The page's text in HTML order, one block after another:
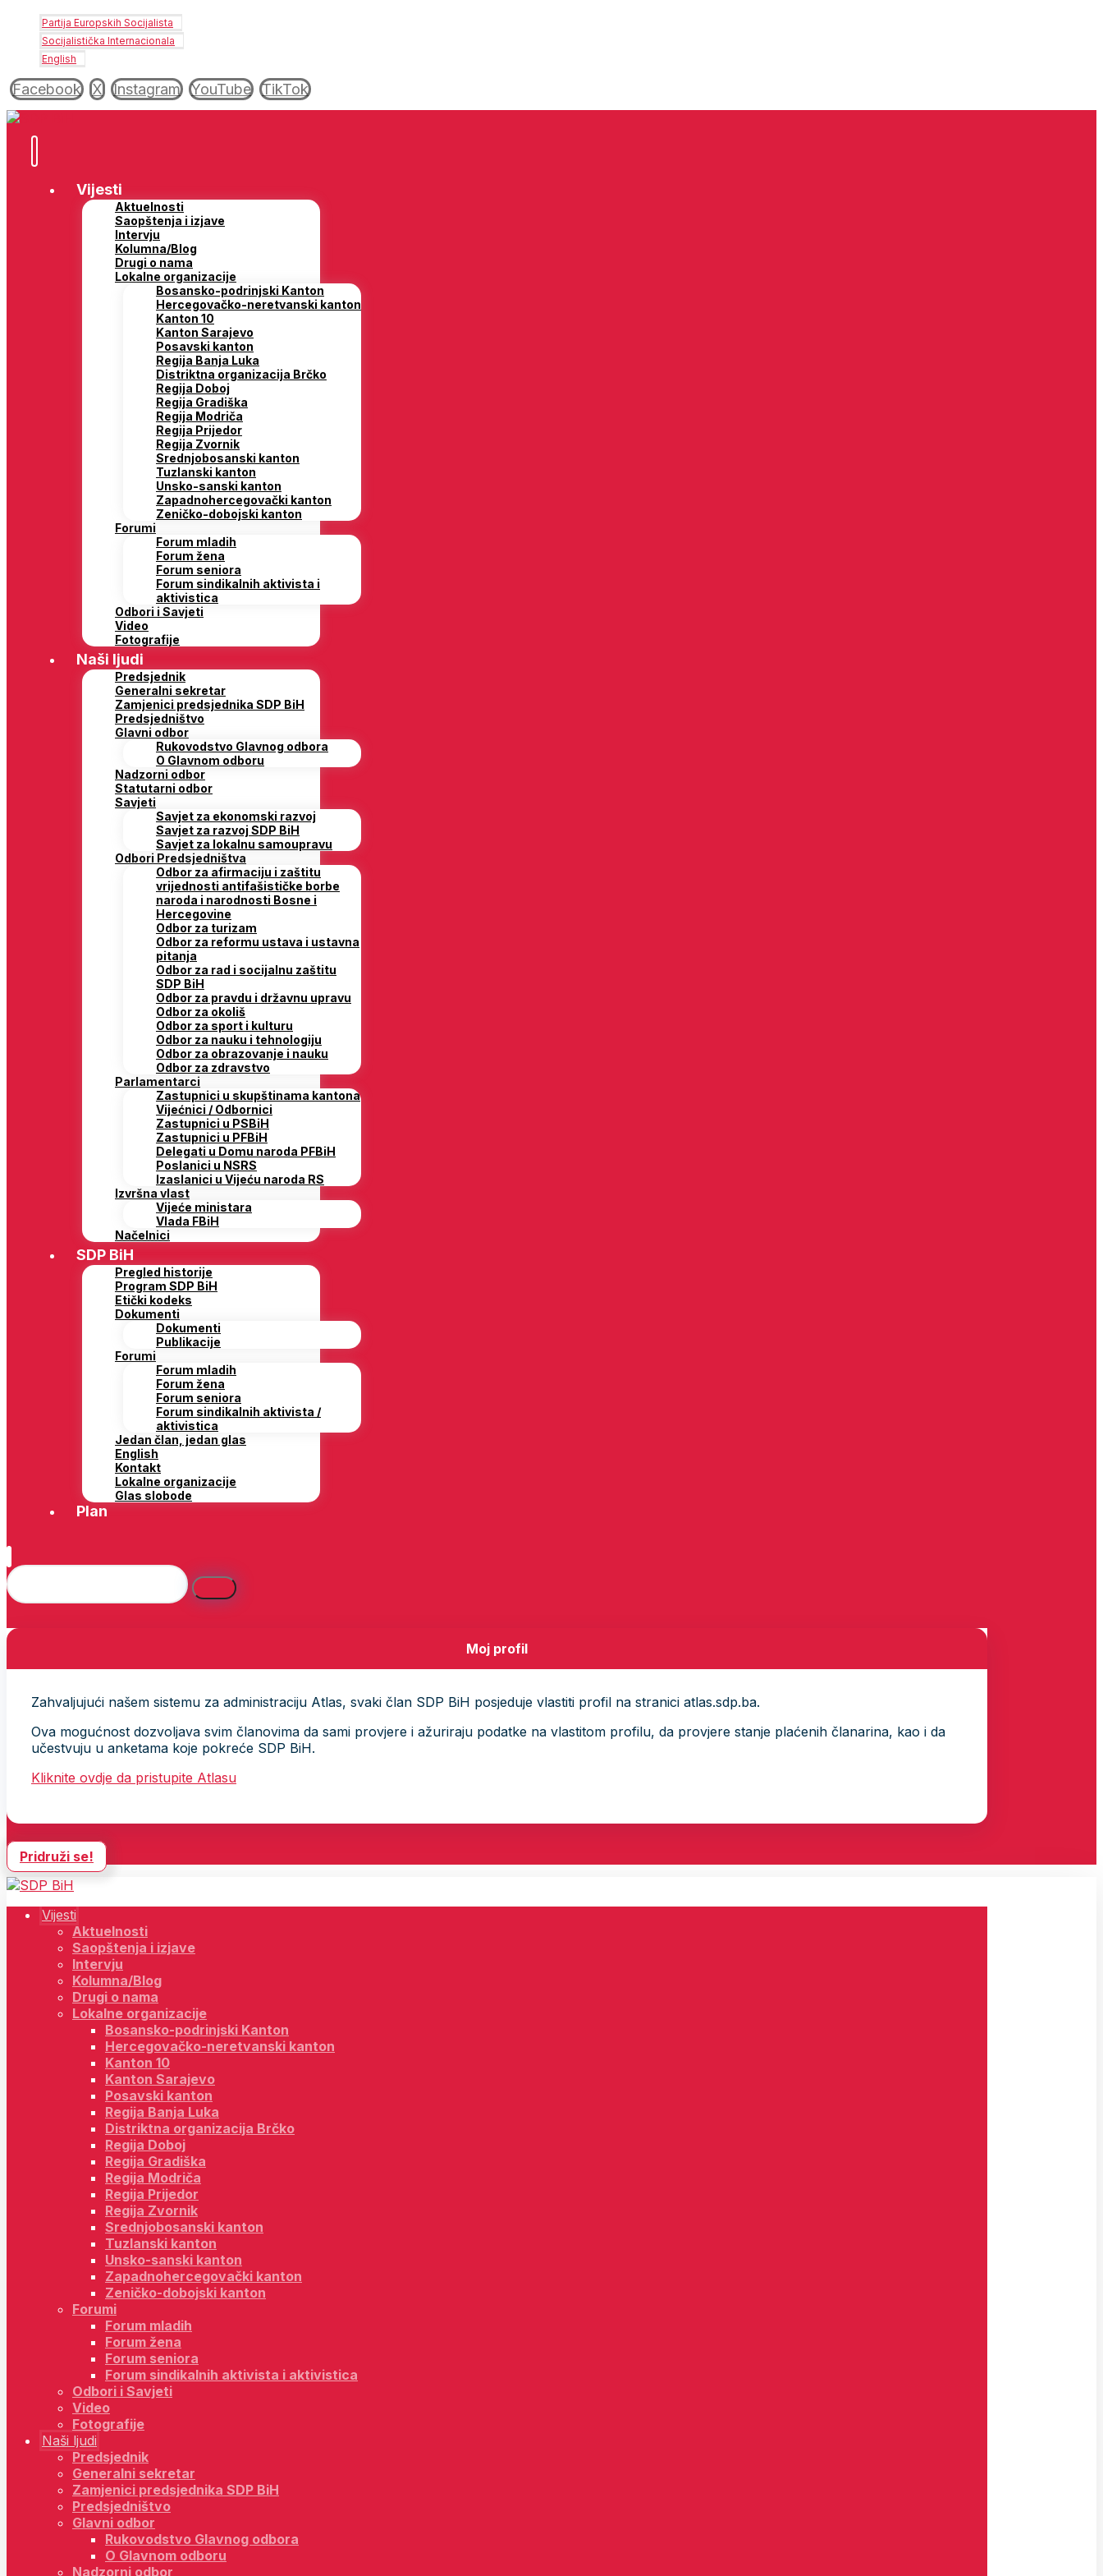
Partija Europskih Socijalista
Socijalistička Internacionala
English
Facebook X Instagram YouTube TikTok
Vijesti
Aktuelnosti
Saopštenja i izjave
Intervju
Kolumna/Blog
Drugi o nama
Lokalne organizacije
Bosansko-podrinjski Kanton
Hercegovačko-neretvanski kanton
Kanton 10
Kanton Sarajevo
Posavski kanton
Regija Banja Luka
Distriktna organizacija Brčko
Regija Doboj
Regija Gradiška
Regija Modriča
Regija Prijedor
Regija Zvornik
Srednjobosanski kanton
Tuzlanski kanton
Unsko-sanski kanton
Zapadnohercegovački kanton
Zeničko-dobojski kanton
Forumi
Forum mladih
Forum žena
Forum seniora
Forum sindikalnih aktivista i
aktivistica
Odbori i Savjeti
Video
Fotografije
Naši ljudi
Predsjednik
Generalni sekretar
Zamjenici predsjednika SDP BiH
Predsjedništvo
Glavni odbor
Rukovodstvo Glavnog odbora
O Glavnom odboru
Nadzorni odbor
Statutarni odbor
Savjeti
Savjet za ekonomski razvoj
Savjet za razvoj SDP BiH
Savjet za lokalnu samoupravu
Odbori Predsjedništva
Odbor za afirmaciju i zaštitu
vrijednosti antifašističke borbe
naroda i narodnosti Bosne i
Hercegovine
Odbor za turizam
Odbor za reformu ustava i ustavna
pitanja
Odbor za rad i socijalnu zaštitu
SDP BiH
Odbor za pravdu i državnu upravu
Odbor za okoliš
Odbor za sport i kulturu
Odbor za nauku i tehnologiju
Odbor za obrazovanje i nauku
Odbor za zdravstvo
Parlamentarci
Zastupnici u skupštinama kantona
Vijećnici / Odbornici
Zastupnici u PSBiH
Zastupnici u PFBiH
Delegati u Domu naroda PFBiH
Poslanici u NSRS
Izaslanici u Vijeću naroda RS
Izvršna vlast
Vijeće ministara
Vlada FBiH
Načelnici
SDP BiH
Pregled historije
Program SDP BiH
Etički kodeks
Dokumenti
Dokumenti
Publikacije
Forumi
Forum mladih
Forum žena
Forum seniora
Forum sindikalnih aktivista /
aktivistica
Jedan član, jedan glas
English
Kontakt
Lokalne organizacije
Glas slobode
Plan
Moj profil
Zahvaljujući našem sistemu za administraciju Atlas, svaki član SDP BiH posjeduje vlastiti profil na stranici atlas.sdp.ba.
Ova mogućnost dozvoljava svim članovima da sami provjere i ažuriraju podatke na vlastitom profilu, da provjere stanje plaćenih članarina, kao i da
učestvuju u anketama koje pokreće SDP BiH.
Kliknite ovdje da pristupite Atlasu
Pridruži se!
Vijesti
Aktuelnosti
Saopštenja i izjave
Intervju
Kolumna/Blog
Drugi o nama
Lokalne organizacije
Bosansko-podrinjski Kanton
Hercegovačko-neretvanski kanton
Kanton 10
Kanton Sarajevo
Posavski kanton
Regija Banja Luka
Distriktna organizacija Brčko
Regija Doboj
Regija Gradiška
Regija Modriča
Regija Prijedor
Regija Zvornik
Srednjobosanski kanton
Tuzlanski kanton
Unsko-sanski kanton
Zapadnohercegovački kanton
Zeničko-dobojski kanton
Forumi
Forum mladih
Forum žena
Forum seniora
Forum sindikalnih aktivista i aktivistica
Odbori i Savjeti
Video
Fotografije
Naši ljudi
Predsjednik
Generalni sekretar
Zamjenici predsjednika SDP BiH
Predsjedništvo
Glavni odbor
Rukovodstvo Glavnog odbora
O Glavnom odboru
Nadzorni odbor